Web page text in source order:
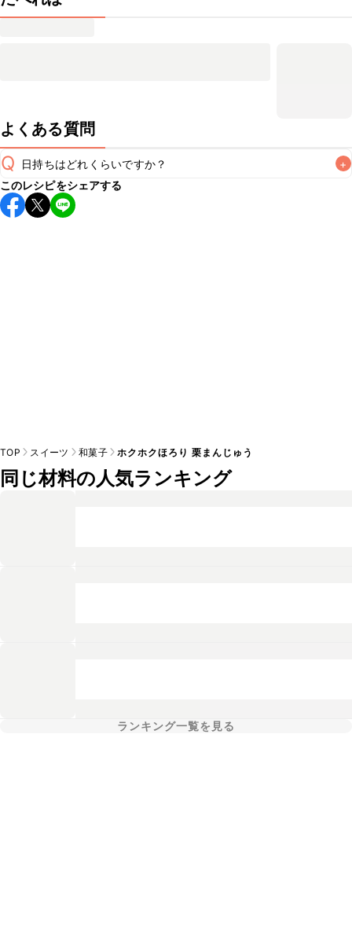
よくある質問
Q 日持ちはどれくらいですか？ +
保存期間は常温で翌日中が目安です。なるべくお早めにお召
し上がりください。
このレシピをシェアする
TOP スイーツ 和菓子 ホクホクほろり 栗まんじゅう
同じ材料の人気ランキング
ランキング一覧を見る